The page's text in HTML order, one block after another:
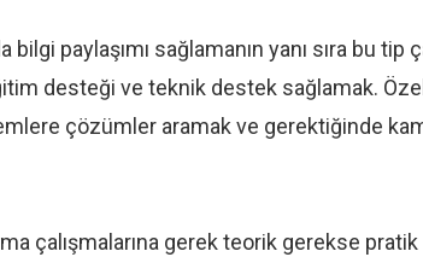
paylaşımı sağlamanın yanı sıra bu tip
desteği ve teknik destek sağlamak.
çözümler aramak ve gerektiğinde
çalışmalarına gerek teorik gerekse